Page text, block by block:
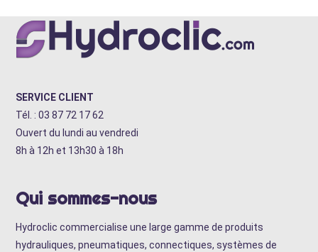
SERVICE CLIENT
Tél. : 03 87 72 17 62
Ouvert du lundi au vendredi
8h à 12h et 13h30 à 18h
Qui sommes-nous
Hydroclic commercialise une large gamme de produits
hydrauliques, pneumatiques, connectiques, systèmes de